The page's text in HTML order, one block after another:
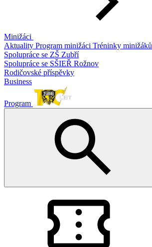
Minižáci
Aktuality Program minižáci Tréninky minižáků
Spolupráce se ZŠ Zubří
Spolupráce se SŠIEŘ Rožnov
Rodičovské příspěvky
Business
Program